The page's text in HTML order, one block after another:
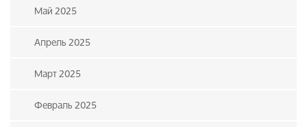
Май 2025
Апрель 2025
Март 2025
Февраль 2025